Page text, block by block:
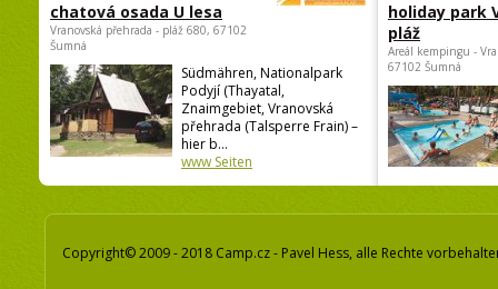
chatová osada U lesa
Vranovská přehrada - pláž 680, 67102
Šumná
Südmähren, Nationalpark
Podyjí (Thayatal,
Znaimgebiet, Vranovská
přehrada (Talsperre Frain) –
hier b...
www Seiten
holiday park
pláž
Areál kempingu -
67102 Šumná
Copyright© 2009 - 2018 Camp.cz - Pavel Hess, alle Rechte